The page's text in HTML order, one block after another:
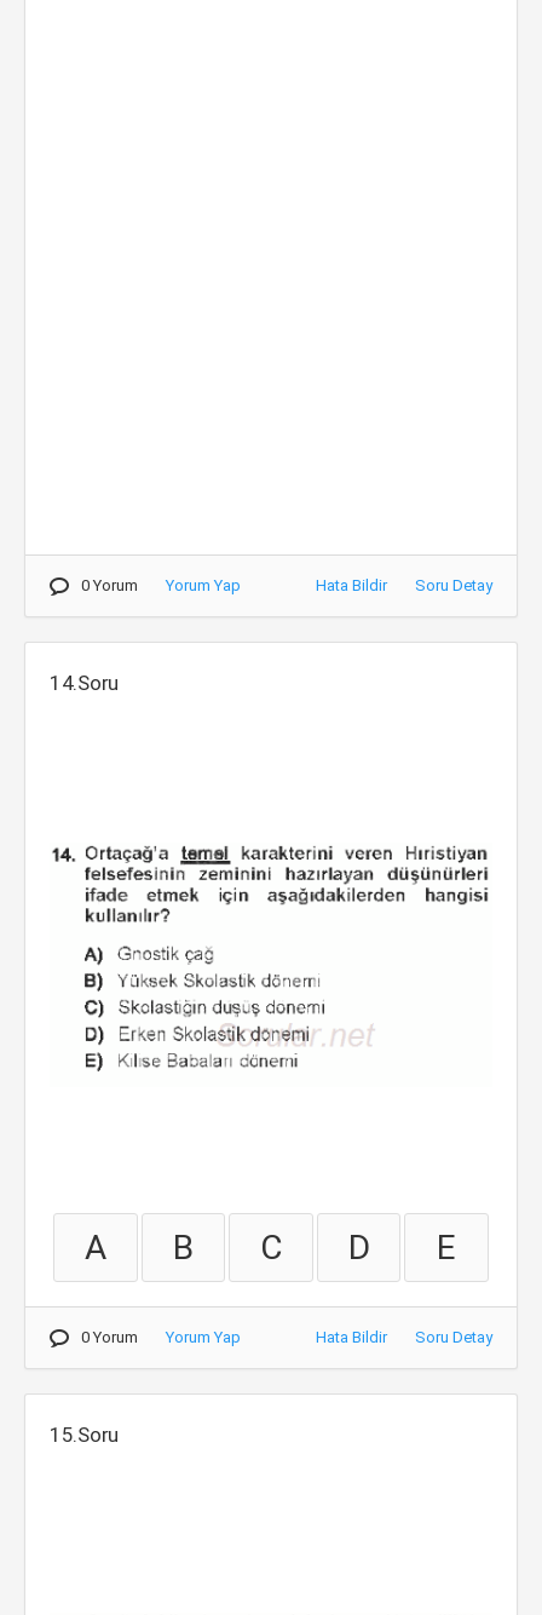
0 Yorum Yorum Yap Hata Bildir Soru Detay
14.Soru
A B C D E
0 Yorum Yorum Yap Hata Bildir Soru Detay
15.Soru